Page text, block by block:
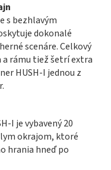
s bezhlavým
dokonalé
scenáre. Celkový
rámu tiež šetrí extra
HUSH-I jednou z
I je vybavený 20
okrajom, ktoré
hrania hneď po